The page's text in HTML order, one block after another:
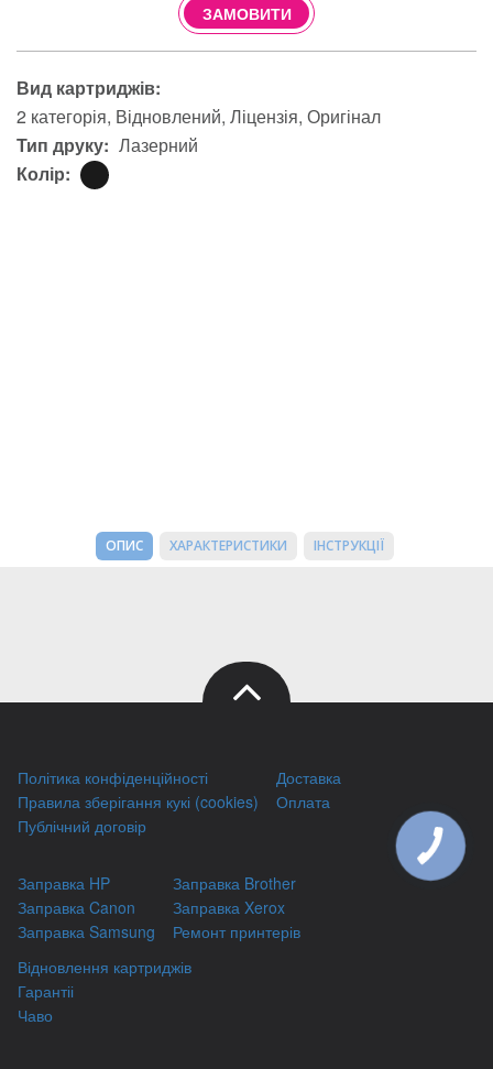
ЗАМОВИТИ
Вид картриджів:
2 категорія Відновлений Ліцензія Оригінал
Тип друку: Лазерний
Колір:
ОПИС ХАРАКТЕРИСТИКИ ІНСТРУКЦІЇ
Політика конфіденційності
Правила зберігання кукі (cookies)
Публічний договір
Доставка
Оплата
Заправка HP
Заправка Canon
Заправка Samsung
Заправка Brother
Заправка Xerox
Ремонт принтерів
Відновлення картриджів
Гарантіі
Чаво